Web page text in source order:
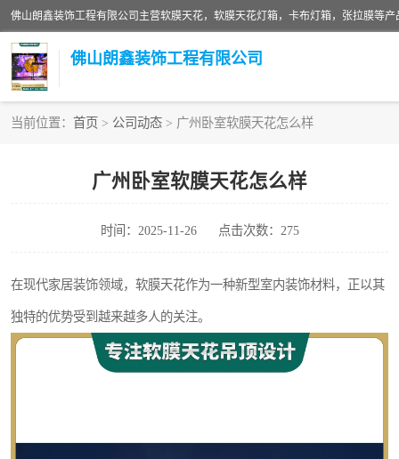
佛山朗鑫装饰工程有限公司
当前位置： 首页 > 公司动态 > 广州卧室软膜天花怎么样
广州卧室软膜天花怎么样
时间：2025-11-26 点击次数：275
在现代家居装饰领域，软膜天花作为一种新型室内装饰材料，正以其
独特的优势受到越来越多人的关注。